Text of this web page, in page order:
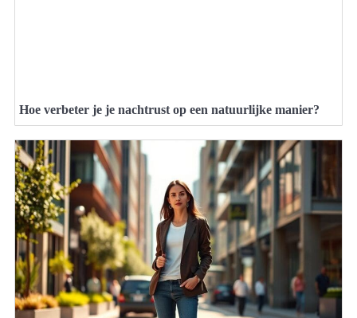
Hoe verbeter je je nachtrust op een natuurlijke manier?